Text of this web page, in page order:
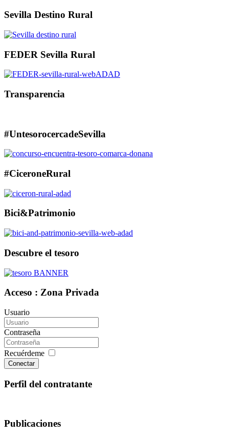
Sevilla Destino Rural
FEDER Sevilla Rural
Transparencia
#UntesorocercadeSevilla
#CiceroneRural
Bici&Patrimonio
Descubre el tesoro
Acceso : Zona Privada
Usuario
Contraseña
Recuérdeme
Conectar
Perfil del contratante
Publicaciones